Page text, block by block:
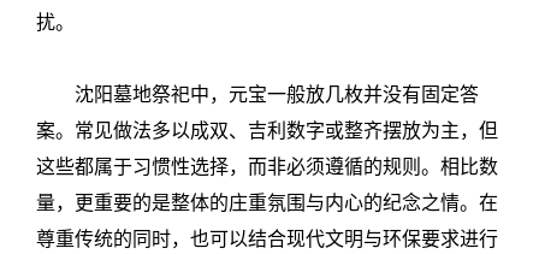
扰。
沈阳墓地祭祀中，元宝一般放几枚并没有固定答
案。常见做法多以成双、吉利数字或整齐摆放为主，但
这些都属于习惯性选择，而非必须遵循的规则。相比数
量，更重要的是整体的庄重氛围与内心的纪念之情。在
尊重传统的同时，也可以结合现代文明与环保要求进行